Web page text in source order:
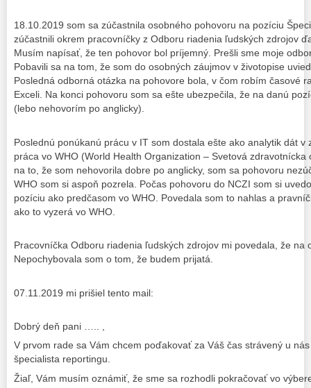
18.10.2019 som sa zúčastnila osobného pohovoru na pozíciu
zúčastnili okrem pracovníčky z Odboru riadenia ľudských zdrojov
Musím napísať, že ten pohovor bol príjemný. Prešli sme moje
Pobavili sa na tom, že som do osobných záujmov v životopise
Posledná odborná otázka na pohovore bola, v čom robím časové
Exceli. Na konci pohovoru som sa ešte ubezpečila, že na danú
(lebo nehovorím po anglicky).
Poslednú ponúkanú prácu v IT som dostala ešte ako analytik dát v
práca vo WHO (World Health Organization – Svetová
na to, že som nehovorila dobre po anglicky, som sa pohovoru
WHO som si aspoň pozrela. Počas pohovoru do NCZI som si
pozíciu ako predčasom vo WHO. Povedala som to nahlas a
ako to vyzerá vo WHO.
Pracovníčka Odboru riadenia ľudských zdrojov mi povedala, že
Nepochybovala som o tom, že budem prijatá.
07.11.2019 mi prišiel tento mail:
Dobrý deň pani ….. ,
V prvom rade sa Vám chcem poďakovať za Váš čas strávený u
špecialista reportingu.
Žiaľ, Vám musím oznámiť, že sme sa rozhodli pokračovať vo